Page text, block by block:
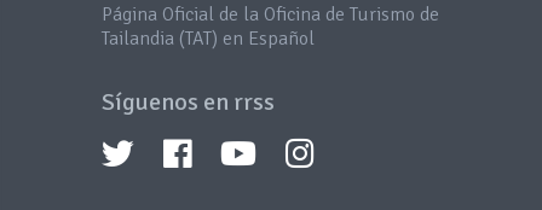
Página Oficial de la Oficina de Turismo de
Tailandia (TAT) en Español
Síguenos en rrss